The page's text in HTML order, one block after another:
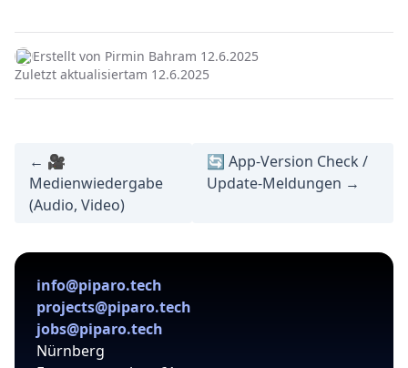
Erstellt von Pirmin Bahram 12.6.2025
Zuletzt aktualisiertam 12.6.2025
← 🎥
Medienwiedergabe
(Audio, Video)
🔄 App-Version Check /
Update-Meldungen →
info@piparo.tech
projects@piparo.tech
jobs@piparo.tech
Nürnberg